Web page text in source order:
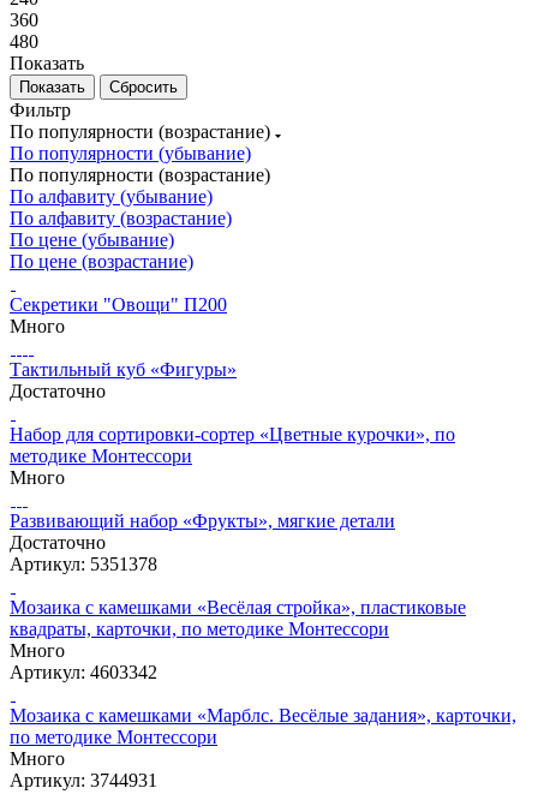
360
480
Показать
Сбросить
Фильтр
По популярности (возрастание)
По популярности (убывание)
По популярности (возрастание)
По алфавиту (убывание)
По алфавиту (возрастание)
По цене (убывание)
По цене (возрастание)
Секретики "Овощи" П200
Много
Тактильный куб «Фигуры»
Достаточно
Набор для сортировки-сортер «Цветные курочки», по
методике Монтессори
Много
Развивающий набор «Фрукты», мягкие детали
Достаточно
Артикул: 5351378
Мозаика с камешками «Весёлая стройка», пластиковые
квадраты, карточки, по методике Монтессори
Много
Артикул: 4603342
Мозаика с камешками «Марблс. Весёлые задания», карточки,
по методике Монтессори
Много
Артикул: 3744931